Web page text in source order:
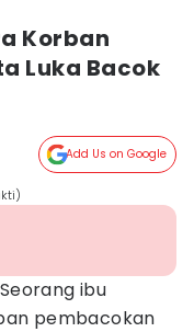
Korban
Luka Bacok
Add Us on Google
Seorang ibu
pembacokan